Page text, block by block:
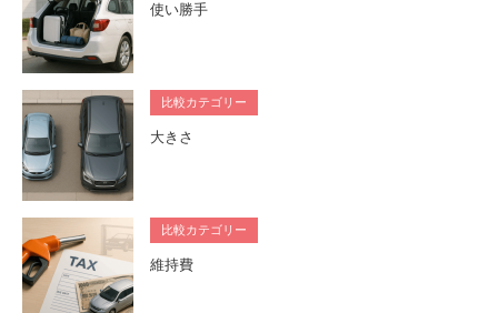
使い勝手
比較カテゴリー
大きさ
比較カテゴリー
維持費